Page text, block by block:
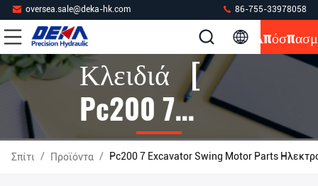
oversea.sale@deka-hk.com 86-755-33978058
Κλειδιά [
Pc200 7
Excavator
Σπίτι / Προϊόντα / Pc200 7 Excavator Swing Motor Parts